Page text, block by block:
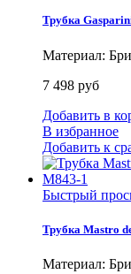
Трубка
Материал:
7 498 руб
Добавить в
В избранное
Добавить к
Быстрый
Трубка Mastro
Материал: